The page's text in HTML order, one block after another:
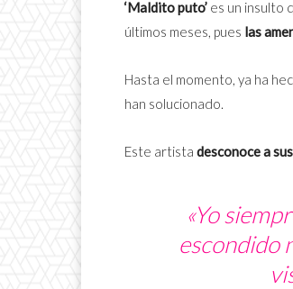
‘Maldito puto’ es un insulto
últimos meses, pues las
Hasta el momento, ya ha
han solucionado.
Este artista desconoce a
«Yo
escondido